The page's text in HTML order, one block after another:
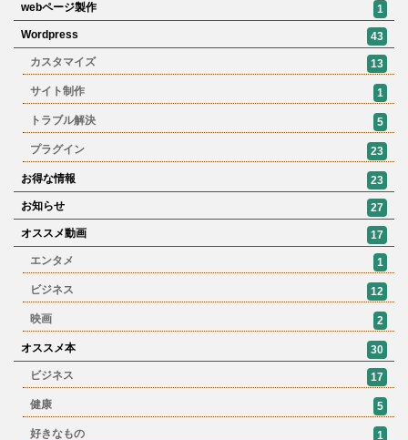
webページ製作
1
Wordpress
43
カスタマイズ
13
サイト制作 1
トラブル解決 5
プラグイン 23
お得な情報
23
お知らせ
27
オススメ動画
17
エンタメ
1
ビジネス 12
映画 2
オススメ本
30
ビジネス
17
健康 5
好きなもの 1